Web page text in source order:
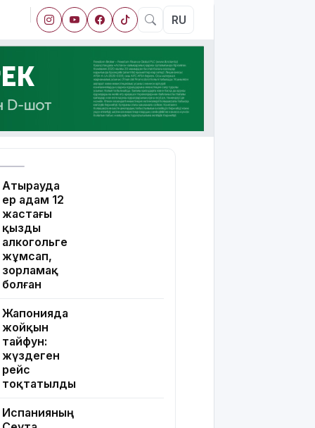
RU
Атырауда
ер адам 12
жастағы
қызды
алкогольге
жұмсап,
зорламақ
болған
Жапонияда
жойқын
тайфун:
жүздеген
рейс
тоқтатылды
Испанияның